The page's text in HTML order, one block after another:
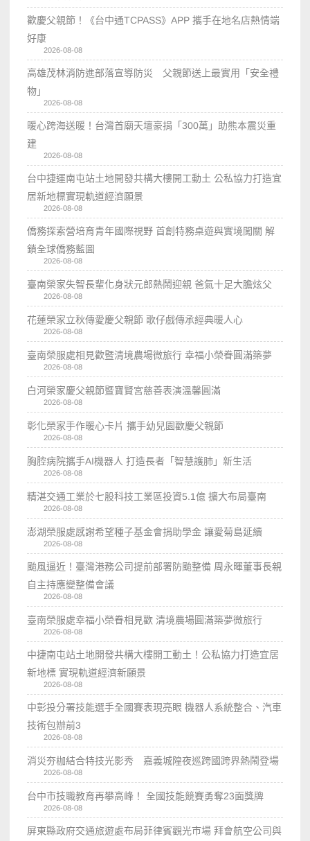
歡慶父親節！《台中通TCPASS》APP 攜手在地名店熱情端
好康
2026-08-08
高雄茂林消防進部落宣導防災 父親節送上最實用「安全禮
物」
2026-08-08
暖心跨海送暖！台灣首廟天壇豪捐「300萬」助熊本震災重
建
2026-08-08
台中捷運南屯站土地開發共構大樓開工動土 公私協力打造宜
居新地標實現軌道經濟願景
2026-08-08
僑務探索營培育青年國際視野 首創特務桌遊與實境闖關 解
鎖全球僑務藍圖
2026-08-08
臺南榮家失智長輩化身狀元郎熱鬧迎親 爸氣十足大膽炫父
2026-08-08
花蓮榮家立秋傳愛慶父親節 歌仔戲傳承經典暖人心
2026-08-08
臺南榮服處相見歡暨清境農場微旅行 幸福小榮眷圓滿築夢
2026-08-08
白河榮家慶父親節暨寶賢宮慈善表演溫馨圓滿
2026-08-08
彰化榮家手作暖心卡片 攜手幼兒園歡慶父親節
2026-08-08
胸腔病院攜手AI機器人 打造長者「智慧護肺」新生活
2026-08-08
精湛交通工業於七股科技工業區投資5.1億 擴大布局臺南
2026-08-08
澎湖榮服處感謝希望種子基金會捐助學金 讓愛菊島延續
2026-08-08
颱風逼近！臺灣港務公司提前部署防颱整備 周永暉董事長親
自主持應變整備會議
2026-08-08
臺南榮服處幸福小榮眷相見歡 清境農場圓滿築夢微旅行
2026-08-08
中捷南屯站土地開發共構大樓開工動土！公私協力打造宜居
新地標 實現軌道經濟新願景
2026-08-08
中彰投分署技能選手全國賽表現亮眼 機器人系統整合、汽車
技術包辦前3
2026-08-08
消災夯枷結合特技光影秀 嘉義城隍夜巡跨國跨界熱鬧登場
2026-08-08
台中市技職教育再攀高峰！ 全國技能競賽勇奪23面獎牌
2026-08-08
屏東縣政府交通旅遊處布局菲律賓觀光市場 拜會航空公司與